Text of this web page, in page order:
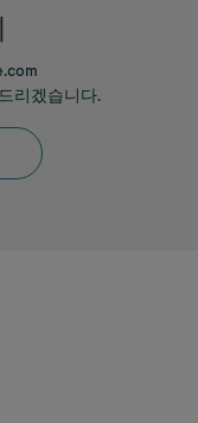
리겠습니다.